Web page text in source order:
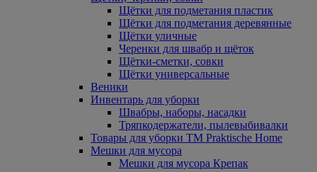
Щётки для подметания пластик
Щётки для подметания деревянные
Щётки уличные
Черенки для швабр и щёток
Щётки-сметки, совки
Щётки универсальные
Веники
Инвентарь для уборки
Швабры, наборы, насадки
Тряпкодержатели, пылевыбивалки
Товары для уборки ТМ Praktische Home
Мешки для мусора
Мешки для мусора Крепак